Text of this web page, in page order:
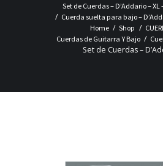
Set de Cuerdas – D’Addario – XL
Cuerda suelta para bajo –
Home
Shop
Cuerdas de Guitarra Y Bajo
Set de Cuerdas –